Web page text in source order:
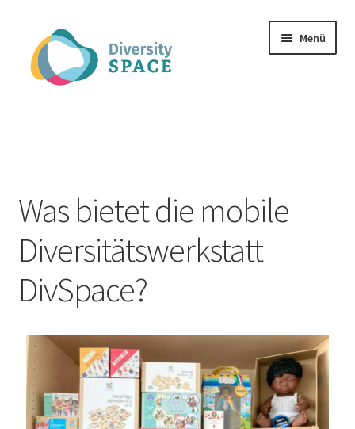
Menü
Publikationen
Kontakt
FAQ
Was bietet die mobile
Diversitätswerkstatt
DivSpace?